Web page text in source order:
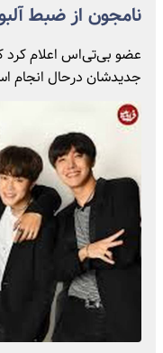
نامجون از ضبط
عضو بی‌تی‌اس اعلام
جدیدشان درحال انجام